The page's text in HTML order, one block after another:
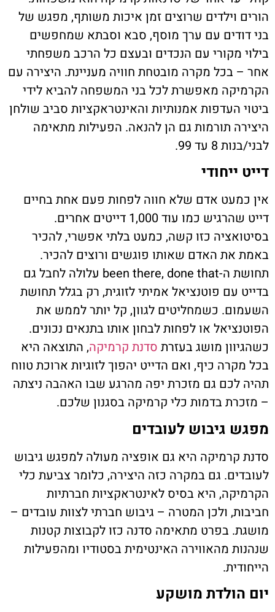
הורים וילדים שרוצים זמן איכות משותף, מפגש של
בני דודים עם ערך מוסף, סבא וסבתא שמחפשים
בילוי מקורי עם הנכדים ובעצם כל הרכב משפחתי
אחר – בכל מקרה מובטחת חוויה מעניינת. היצירה עם
הקרמיקה מאפשרת לכל בני המשפחה להביא לידי
ביטוי העדפות אמנותיות והאינטראקציות סביב שולחן
היצירה תורמות גם הן להנאה. הפעילות מתאימה
לבני/בנות 8 עד 99.
דייט ייחודי
אין כמעט אדם שלא חווה לפחות פעם אחת בחיים
דייט שהרגיש כמו עוד 1,000 דייטים אחרים.
בסיטואציה כזו קשה, כמעט בלתי אפשרי, להכיר
באמת את האדם שאותו פוגשים ורוצים להכיר.
תחושת ה-been there, done that עלולה לחבל גם
בדייט עם פוטנציאל אמיתי לזוגית, רק בגלל תחושת
השעמום. כשמחליטים לגוון, קל יותר לממש את
הפוטנציאל או לפחות לבחון אותו בתנאים נכונים.
כשהגיוון מושג בעזרת סדנת קרמיקה, התוצאה היא
בכל מקרה כיף, ואם הדייט יהפוך לזוגיות ארוכת טווח
תהיה לכם גם מזכרת יפה מהרגע שבו האהבה ניצתה
– מזכרת בדמות כלי קרמיקה בסגנון שלכם.
מפגש גיבוש לעובדים
סדנת קרמיקה היא גם אופציה מעולה למפגש גיבוש
לעובדים. גם במקרה כזה היצירה, כלומר צביעת כלי
הקרמיקה, היא בסיס לאינטראקציות חברתיות
חביבות, ולכן המטרה – גיבוש חברתי לצוות עובדים –
מושגת. בפרט מתאימה סדנה כזו לקבוצות קטנות
שנהנות מהאווירה האינטימית בסטודיו ומהפעילות
הייחודית.
יום הולדת מושקע